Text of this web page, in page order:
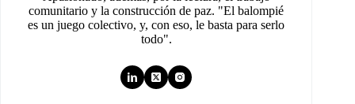
comunitario y la construcción de paz. "El balompié
es un juego colectivo, y, con eso, le basta para serlo
todo".